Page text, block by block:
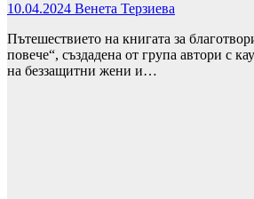
10.04.2024 Венета Терзиева
Пътешествието на книгата за
повече“, създадена от група автори с
на беззащитни жени и…